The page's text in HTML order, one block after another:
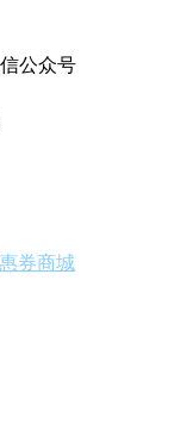
公众号
券商城